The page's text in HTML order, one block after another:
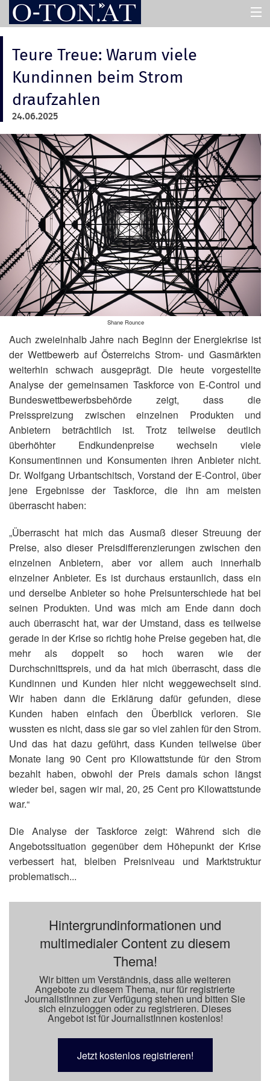
PRESSEMAPPEN
ASSISTENT
ÜBER UNS
Teure Treue: Warum viele
Kundinnen beim Strom
draufzahlen
24.06.2025
Shane Rounce
Auch zweieinhalb Jahre nach Beginn der Energiekrise ist
der Wettbewerb auf Österreichs Strom- und Gasmärkten
weiterhin schwach ausgeprägt. Die heute vorgestellte
Analyse der gemeinsamen Taskforce von E-Control und
Bundeswettbewerbsbehörde zeigt, dass die
Preisspreizung zwischen einzelnen Produkten und
Anbietern beträchtlich ist. Trotz teilweise deutlich
überhöhter Endkundenpreise wechseln viele
Konsumentinnen und Konsumenten ihren Anbieter nicht.
Dr. Wolfgang Urbantschitsch, Vorstand der E-Control, über
jene Ergebnisse der Taskforce, die ihn am meisten
überrascht haben:
„Überrascht hat mich das Ausmaß dieser Streuung der
Preise, also dieser Preisdifferenzierungen zwischen den
einzelnen Anbietern, aber vor allem auch innerhalb
einzelner Anbieter. Es ist durchaus erstaunlich, dass ein
und derselbe Anbieter so hohe Preisunterschiede hat bei
seinen Produkten. Und was mich am Ende dann doch
auch überrascht hat, war der Umstand, dass es teilweise
gerade in der Krise so richtig hohe Preise gegeben hat, die
mehr als doppelt so hoch waren wie der
Durchschnittspreis, und da hat mich überrascht, dass die
Kundinnen und Kunden hier nicht weggewechselt sind.
Wir haben dann die Erklärung dafür gefunden, diese
Kunden haben einfach den Überblick verloren. Sie
wussten es nicht, dass sie gar so viel zahlen für den Strom.
Und das hat dazu geführt, dass Kunden teilweise über
Monate lang 90 Cent pro Kilowattstunde für den Strom
bezahlt haben, obwohl der Preis damals schon längst
wieder bei, sagen wir mal, 20, 25 Cent pro Kilowattstunde
war.“
Die Analyse der Taskforce zeigt: Während sich die
Angebotssituation gegenüber dem Höhepunkt der Krise
verbessert hat, bleiben Preisniveau und Marktstruktur
problematisch...
Hintergrundinformationen und
multimedialer Content zu diesem
Thema!
Wir bitten um Verständnis, dass alle weiteren
Angebote zu diesem Thema, nur für registrierte
JournalistInnen zur Verfügung stehen und bitten Sie
sich einzuloggen oder zu registrieren. Dieses
Angebot ist für JournalistInnen kostenlos!
Jetzt kostenlos registrieren!